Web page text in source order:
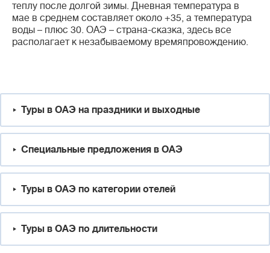
теплу после долгой зимы. Дневная температура в
мае в среднем составляет около +35, а температура
воды – плюс 30. ОАЭ – страна-сказка, здесь все
располагает к незабываемому времяпровождению.
Туры в ОАЭ на праздники и выходные
Специальные предложения в ОАЭ
Туры в ОАЭ по категории отелей
Туры в ОАЭ по длительности